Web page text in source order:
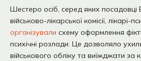
Шестеро осіб, серед яких посадовці
військово-лікарської комісії, лікарі-
організували схему оформлення
психічні розлади. Це дозволяло
військового обліку та виїжджати за